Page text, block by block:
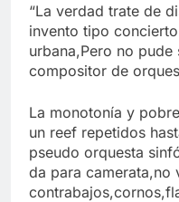
“La verdad trate de
invento tipo
urbana,Pero no
compositor de
La monotonía y
un reef repetidos
pseudo orquesta
da para camerata,no